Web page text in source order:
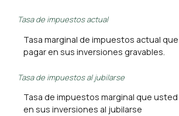
Tasa de impuestos actual
Tasa marginal de impuestos actual
pagar en sus inversiones gravables.
Tasa de impuestos al jubilarse
Tasa de impuestos marginal que
en sus inversiones al jubilarse